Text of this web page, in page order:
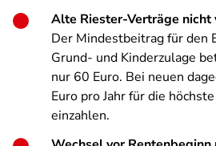
Alte Riester-Verträge nicht
Der Mindestbeitrag für den
Grund- und Kinderzulage
nur 60 Euro. Bei neuen
Euro pro Jahr für die
einzahlen.